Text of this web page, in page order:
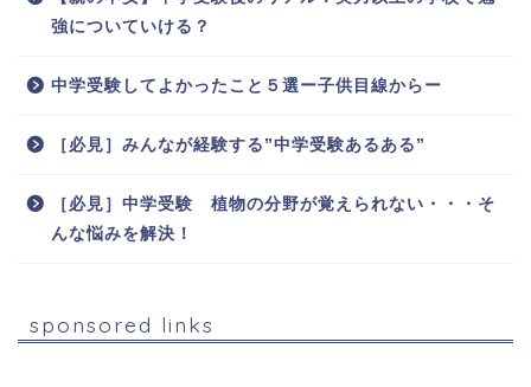
強についていける？
中学受験してよかったこと５選ー子供目線からー
［必見］みんなが経験する”中学受験あるある”
［必見］中学受験 植物の分野が覚えられない・・・そ
んな悩みを解決！
sponsored links